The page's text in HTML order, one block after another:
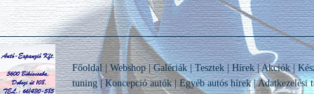
Főoldal |Webshop|Galériák|Tesztek|Hírek|Akciók|
tuning|Koncepció autók| Egyéb autós hírek|Adatkezelési